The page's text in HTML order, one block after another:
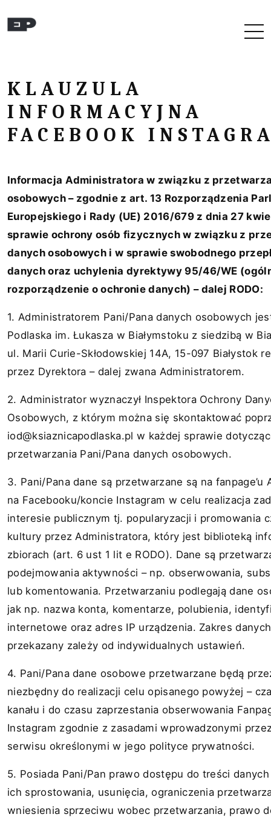
KLAUZULA
INFORMACYJNA
FACEBOOK
Informacja Administratora w związku z
osobowych – zgodnie z art. 13 Rozporządzenia
Europejskiego i Rady (UE) 2016/679 z dnia 27
sprawie ochrony osób fizycznych w związku z
danych osobowych i w sprawie swobodnego
danych oraz uchylenia dyrektywy 95/46/WE
rozporządzenie o ochronie danych) – dalej RODO:
1. Administratorem Pani/Pana danych osobowych
Podlaska im. Łukasza w Białymstoku z siedzibą w
ul. Marii Curie-Skłodowskiej 14A, 15-097 Białystok
przez Dyrektora – dalej zwana Administratorem.
2. Administrator wyznaczył Inspektora Ochrony
Osobowych, z którym można się skontaktować
iod@ksiaznicapodlaska.pl w każdej sprawie
przetwarzania Pani/Pana danych osobowych.
3. Pani/Pana dane są przetwarzane są na fanpage’u
na Facebooku/koncie Instagram w celu realizacja
interesie publicznym tj. popularyzacji i promowania
kultury przez Administratora, który jest biblioteką
zbiorach (art. 6 ust 1 lit e RODO). Dane są
podejmowania aktywności – np. obserwowania,
lub komentowania. Przetwarzaniu podlegają dane
jak np. nazwa konta, komentarze, polubienia,
internetowe oraz adres IP urządzenia. Zakres
przekazany zależy od indywidualnych ustawień.
4. Pani/Pana dane osobowe przetwarzane będą
niezbędny do realizacji celu opisanego powyżej –
kanału i do czasu zaprzestania obserwowania
Instagram zgodnie z zasadami wprowadzonymi
serwisu określonymi w jego polityce prywatności.
5. Posiada Pani/Pan prawo dostępu do treści
ich sprostowania, usunięcia, ograniczenia
wniesienia sprzeciwu wobec przetwarzania, prawo